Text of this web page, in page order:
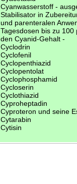
Cyanwasserstoff -
Stabilisator in
und parenteralen
Tagesdosen bis zu
den Cyanid-Gehalt -
Cyclodrin
Cyclofenil
Cyclopenthiazid
Cyclopentolat
Cyclophosphamid
Cycloserin
Cyclothiazid
Cyproheptadin
Cyproteron und seine
Cytarabin
Cytisin